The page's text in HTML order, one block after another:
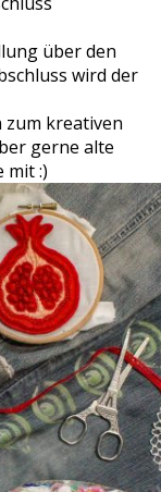
über den
wird der
zum kreativen
gerne alte
mit :)